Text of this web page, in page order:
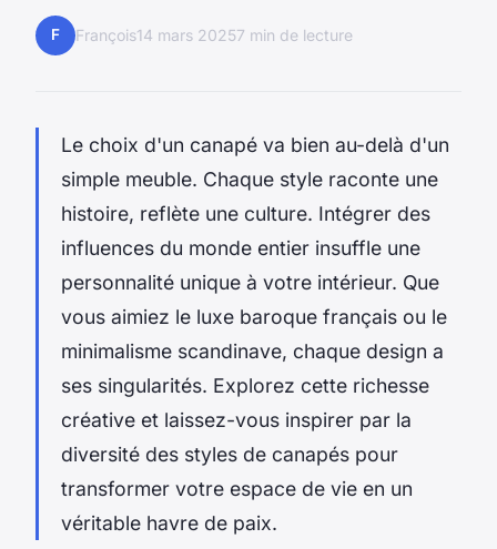
F François14 mars 20257 min de lecture
Le choix d'un canapé va bien au-delà d'un
simple meuble. Chaque style raconte une
histoire, reflète une culture. Intégrer des
influences du monde entier insuffle une
personnalité unique à votre intérieur. Que
vous aimiez le luxe baroque français ou le
minimalisme scandinave, chaque design a
ses singularités. Explorez cette richesse
créative et laissez-vous inspirer par la
diversité des styles de canapés pour
transformer votre espace de vie en un
véritable havre de paix.